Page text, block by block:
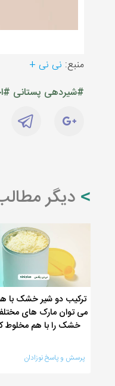
منبع: نی نی +
#شیردهی پستانی
دیگر
ترکیب دو شیر خشک با
می توان مارک های
خشک را با هم مخلوط
پرسش و پاسخ نوزادان